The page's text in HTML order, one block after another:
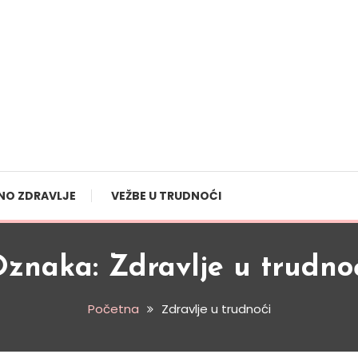
ZDRAVLJE VEŽBE U TRUDNOĆI
Zdravlje u
Početna Zdravlje u trudnoći